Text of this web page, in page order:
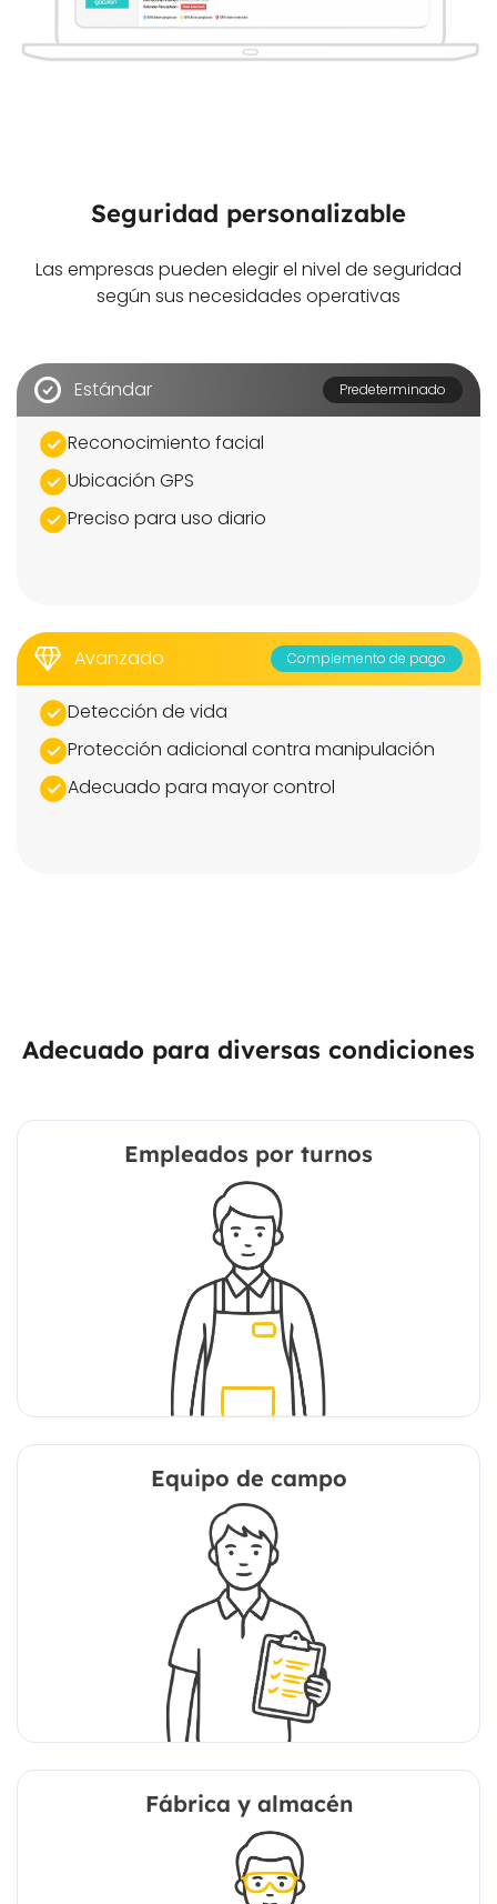
Seguridad personalizable
Las empresas pueden elegir el nivel de seguridad
según sus necesidades operativas
Estándar Predeterminado
Reconocimiento facial
Ubicación GPS
Preciso para uso diario
Avanzado Complemento de pago
Detección de vida
Protección adicional contra manipulación
Adecuado para mayor control
Adecuado para diversas condiciones
Empleados por turnos
Equipo de campo
Fábrica y almacén